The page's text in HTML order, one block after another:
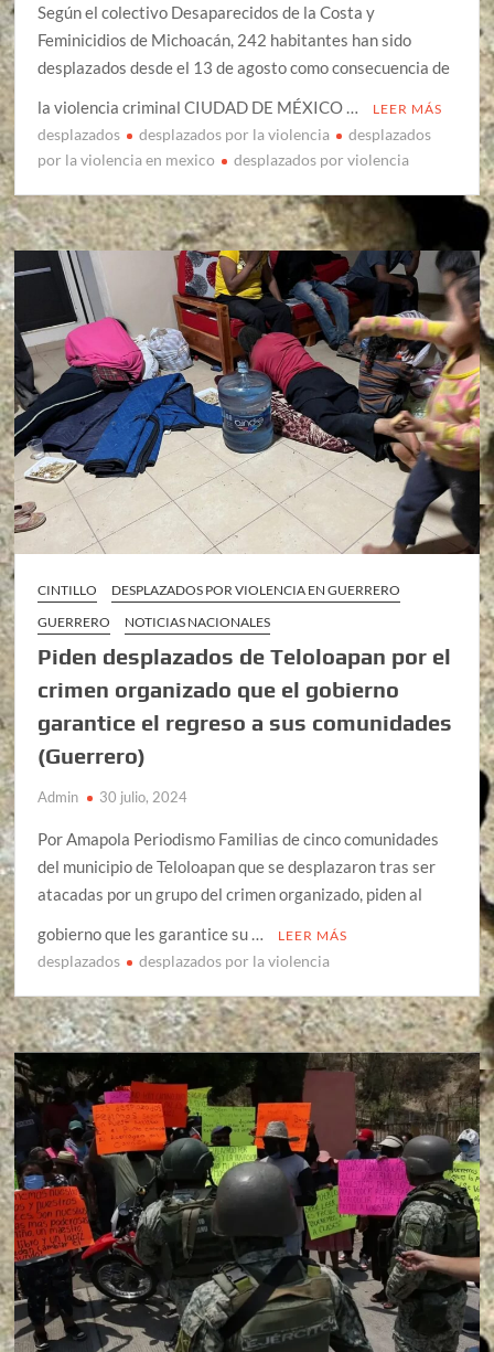
Según el colectivo Desaparecidos de la Costa y
Feminicidios de Michoacán, 242 habitantes han sido
desplazados desde el 13 de agosto como consecuencia de
la violencia criminal CIUDAD DE MÉXICO …
LEER MÁS
desplazados desplazados por la violencia
desplazados
por la violencia en mexico
desplazados por violencia
CINTILLO
DESPLAZADOS POR VIOLENCIA EN GUERRERO
GUERRERO
NOTICIAS NACIONALES
Piden desplazados de Teloloapan por el
crimen organizado que el gobierno
garantice el regreso a sus comunidades
(Guerrero)
Admin 30 julio, 2024
Por Amapola Periodismo Familias de cinco comunidades
del municipio de Teloloapan que se desplazaron tras ser
atacadas por un grupo del crimen organizado, piden al
gobierno que les garantice su …
LEER MÁS
desplazados desplazados por la violencia